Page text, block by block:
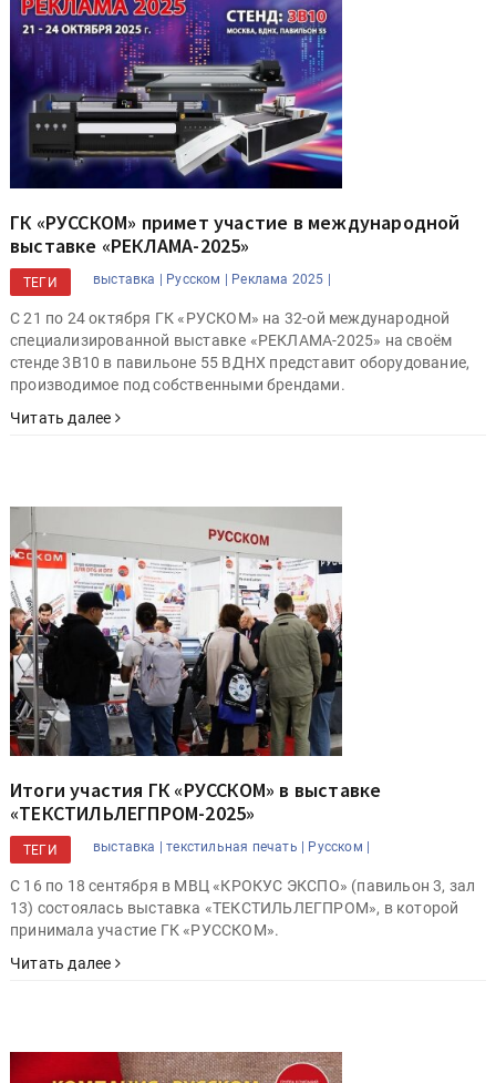
ГК «РУССКОМ» примет участие в международной
выставке «РЕКЛАМА-2025»
ТЕГИ выставка | Русском | Реклама 2025 |
С 21 по 24 октября ГК «РУСКОМ» на 32-ой международной
специализированной выставке «РЕКЛАМА-2025» на своём
стенде 3B10 в павильоне 55 ВДНХ представит оборудование,
производимое под собственными брендами.
Читать далее
Итоги участия ГК «РУССКОМ» в выставке
«ТЕКСТИЛЬЛЕГПРОМ-2025»
ТЕГИ выставка | текстильная печать | Русском |
С 16 по 18 сентября в МВЦ «КРОКУС ЭКСПО» (павильон 3, зал
13) состоялась выставка «ТЕКСТИЛЬЛЕГПРОМ», в которой
принимала участие ГК «РУССКОМ».
Читать далее